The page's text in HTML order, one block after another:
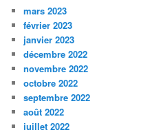
mars 2023
février 2023
janvier 2023
décembre 2022
novembre 2022
octobre 2022
septembre 2022
août 2022
juillet 2022